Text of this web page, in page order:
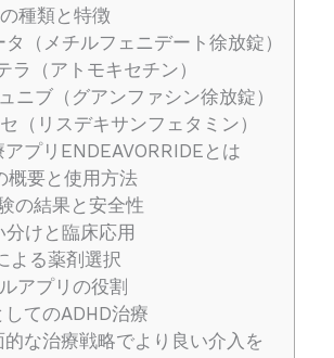
種類と特徴
（メチルフェニデート徐放錠）
ラ（アトモキセチン）
ニブ（グアンファシン徐放錠）
（リスデキサンフェタミン）
プリENDEAVORRIDEとは
概要と使用方法
の結果と安全性
分けと臨床応用
よる薬剤選択
アプリの役割
てのADHD治療
的な治療戦略でより良い介入を